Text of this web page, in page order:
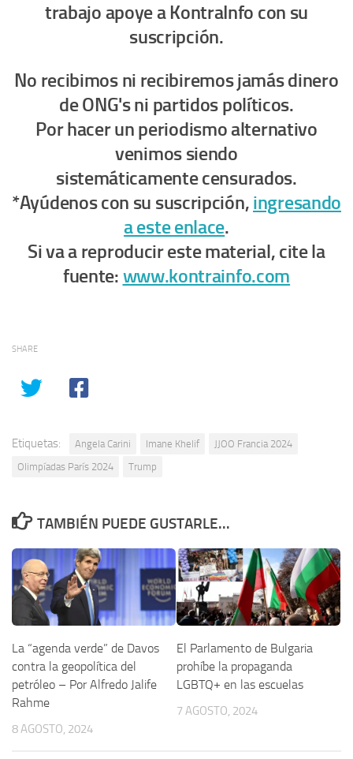
trabajo apoye a KontraInfo con su
suscripción.
No recibimos ni recibiremos jamás dinero
de ONG's ni partidos políticos.
Por hacer un periodismo alternativo
venimos siendo
sistemáticamente censurados.
*Ayúdenos con su suscripción, ingresando
a este enlace.
Si va a reproducir este material, cite la
fuente: www.kontrainfo.com
SHARE
Etiquetas: Angela Carini Imane Khelif
JJOO Francia 2024
Olimpíadas París 2024
Trump
TAMBIÉN PUEDE GUSTARLE...
La “agenda verde” de Davos
contra la geopolítica del
petróleo – Por Alfredo Jalife
Rahme
8 AGOSTO, 2024
El Parlamento de Bulgaria
prohíbe la propaganda
LGBTQ+ en las escuelas
7 AGOSTO, 2024